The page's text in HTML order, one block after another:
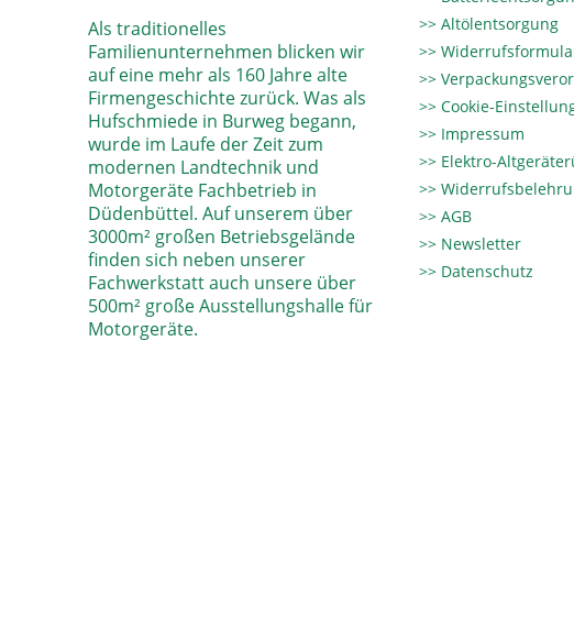
Als traditionelles
Familienunternehmen blicken wir
auf eine mehr als 160 Jahre alte
Firmengeschichte zurück. Was als
Hufschmiede in Burweg begann,
wurde im Laufe der Zeit zum
modernen Landtechnik und
Motorgeräte Fachbetrieb in
Düdenbüttel. Auf unserem über
3000m² großen Betriebsgelände
finden sich neben unserer
Fachwerkstatt auch unsere über
500m² große Ausstellungshalle für
Motorgeräte.
Altölentsorgung
Cookie-
Impressum
Elektro-
AGB
Newsletter
Datenschutz